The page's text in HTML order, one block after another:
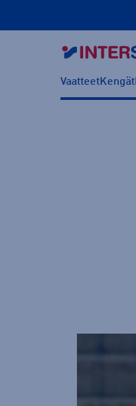
VaatteetKengät